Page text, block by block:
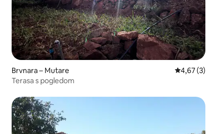
Brvnara – Mutare Prosječna
4,67 (3)
Terasa s pogledom